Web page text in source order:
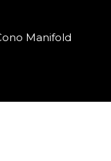
Manifold